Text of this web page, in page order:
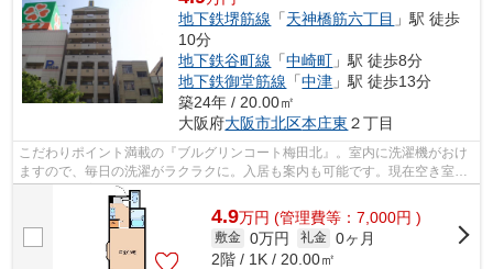
地下鉄堺筋線 「天神橋筋六丁目 」駅 徒歩
10分
地下鉄谷町線 「中崎町 」駅 徒歩8分
地下鉄御堂筋線 「中津 」駅 徒歩13分
築24年 / 20.00㎡
大阪府大阪市北区本庄東 ２丁目
こだわりポイント満載の『ブルグリンコート梅田北』。室内に洗濯機がおけ
ますので、毎日の洗濯がラクラクに。入居も案内も可能です。現在空き室の
お部屋をご案内します。24時間ゴミ出...
4.9万円 (管理費等：7,000円 )
敷金 0万円 礼金 0ヶ月
2階 / 1K / 20.00㎡